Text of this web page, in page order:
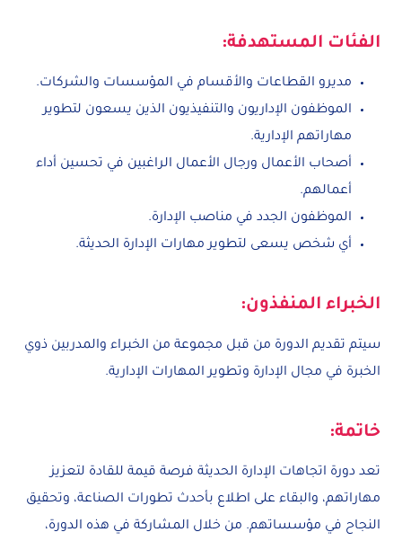
الفئات المستهدفة:
مديرو القطاعات والأقسام في المؤسسات والشركات.
الموظفون الإداريون والتنفيذيون الذين يسعون لتطوير
مهاراتهم الإدارية.
أصحاب الأعمال ورجال الأعمال الراغبين في تحسين أداء
أعمالهم.
الموظفون الجدد في مناصب الإدارة.
أي شخص يسعى لتطوير مهارات الإدارة الحديثة.
الخبراء المنفذون:
سيتم تقديم الدورة من قبل مجموعة من الخبراء والمدربين ذوي
الخبرة في مجال الإدارة وتطوير المهارات الإدارية.
خاتمة:
تعد دورة اتجاهات الإدارة الحديثة فرصة قيمة للقادة لتعزيز
مهاراتهم، والبقاء على اطلاع بأحدث تطورات الصناعة، وتحقيق
النجاح في مؤسساتهم. من خلال المشاركة في هذه الدورة،